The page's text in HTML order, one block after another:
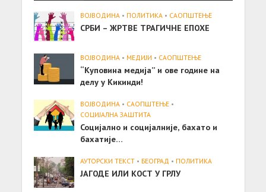
ВОЈВОДИНА • ПОЛИТИКА • САОПШТЕЊE
СРБИ – ЖРТВЕ ТРАГИЧНЕ ЕПОХЕ
ВОЈВОДИНА • МЕДИЈИ • САОПШТЕЊE
“Куповина медија” и ове године на
делу у Кикинди!
ВОЈВОДИНА • САОПШТЕЊE •
СОЦИЈАЛНА ЗАШТИТА
Социјално и социјалније, бахато и
бахатије…
АУТОРСКИ ТЕКСТ • БЕОГРАД • ПОЛИТИКА
ЈАГОДЕ ИЛИ КОСТ У ГРЛУ